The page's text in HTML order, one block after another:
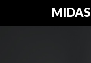
MIDAS